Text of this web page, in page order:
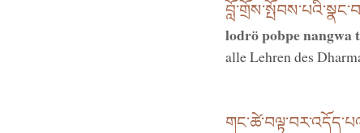
lodrö pobpe nangwa
alle Lehren des